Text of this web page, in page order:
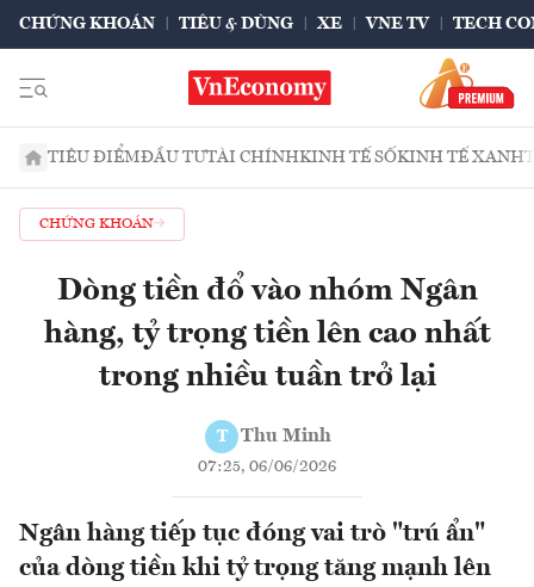
CHỨNG KHOÁN TIÊU & DÙNG XE VNE TV TECH
TIÊU ĐIỂMĐẦU TƯTÀI CHÍNHKINH TẾ SỐKINH TẾ XANH
CHỨNG KHOÁN
Dòng tiền đổ vào nhóm Ngân
hàng, tỷ trọng tiền lên cao nhất
trong nhiều tuần trở lại
T Thu Minh
07:25, 06/06/2026
Ngân hàng tiếp tục đóng vai trò "trú ẩn"
của dòng tiền khi tỷ trọng tăng mạnh lên